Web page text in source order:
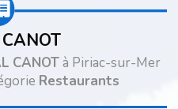
CANOTà Piriac-sur-Mer
Restaurants